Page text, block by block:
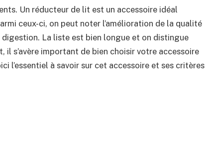
Un réducteur de lit est un accessoire idéal
ceux-ci, on peut noter l’amélioration de la qualité
La liste est bien longue et on distingue
s’avère important de bien choisir votre accessoire
l’essentiel à savoir sur cet accessoire et ses critères